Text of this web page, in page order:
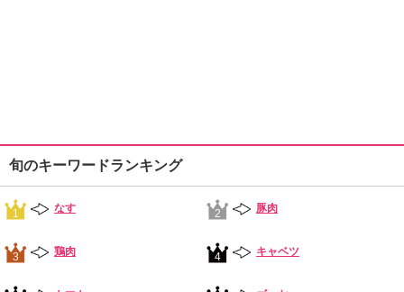
旬のキーワードランキング
1 なす 2 豚肉
3 鶏肉 4 キャベツ